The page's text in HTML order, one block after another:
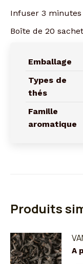
Infuser 3 minutes
Boîte de 20
Emballage
Types de
thés
Famille
aromatique
Produits
A